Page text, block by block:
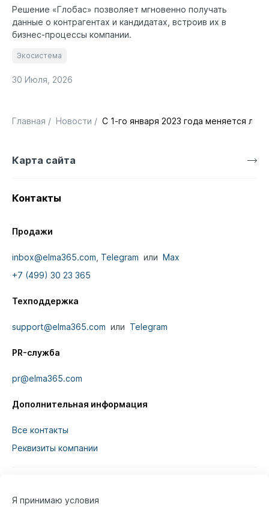
Решение «Глобас» позволяет мгновенно получать
данные о контрагентах и кандидатах, встроив их в
бизнес-процессы компании.
Экосистема
30 Июля, 2026
Главная / Новости / С 1-го января 2023 года меняется
Карта сайта
Контакты
Продажи
inbox@elma365.com, Telegram или
Max
+7 (499) 30 23 365
Техподдержка
support@elma365.com или Telegram
PR-служба
pr@elma365.com
Дополнительная информация
Все контакты
Реквизиты компании
Я принимаю условия